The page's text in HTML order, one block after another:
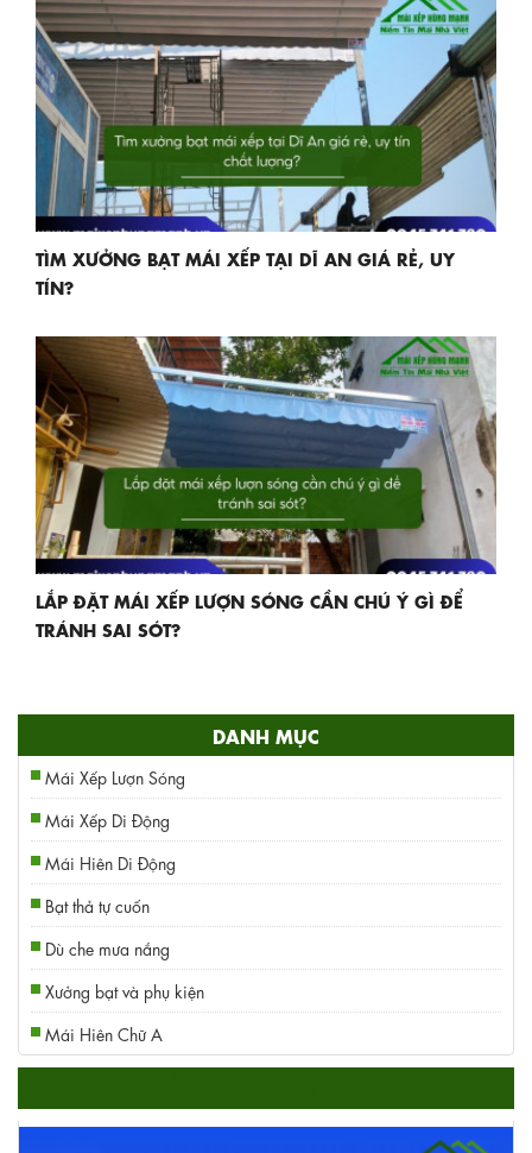
TÌM XƯỞNG BẠT MÁI XẾP TẠI DĨ AN GIÁ RẺ, UY
TÍN?
LẮP ĐẶT MÁI XẾP LƯỢN SÓNG CẦN CHÚ Ý GÌ ĐỂ
TRÁNH SAI SÓT?
DANH MỤC
Mái Xếp Lượn Sóng
Mái Xếp Di Động
Mái Hiên Di Động
Bạt thả tự cuốn
Dù che mưa nắng
Xưởng bạt và phụ kiện
Mái Hiên Chữ A